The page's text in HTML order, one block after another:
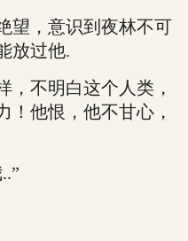
，意识到夜林不可
放过他.
不明白这个人类，
！他恨，他不甘心，